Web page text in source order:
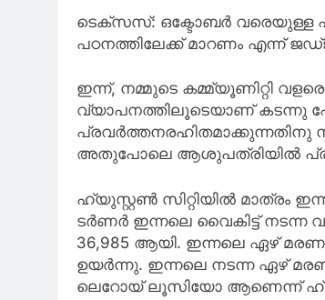
ടെക്‌സസ്: ഒക്ടോബര്‍ വരെയുള്ള
പഠനത്തിലേക്ക് മാറണം എന്ന്
ഇന്ന്, നമ്മുടെ കമ്മ്യൂണിറ്റി
വ്യാപനത്തിലൂടെയാണ് കടന്നു
അതുപോലെ ആശുപത്രിയില്‍
ഹ്യുസ്റ്റണ്‍ സിറ്റിയില്‍ മാത്രം
ടര്‍ണര്‍ ഇന്നലെ വൈകിട്ട് നടന്ന
36,985 ആയി. ഇന്നലെ ഏഴ്
ഉയര്‍ന്നു. ഇന്നലെ നടന്ന ഏഴ്
ലെറോയ് ലൂസിയോ ആണെന്ന്